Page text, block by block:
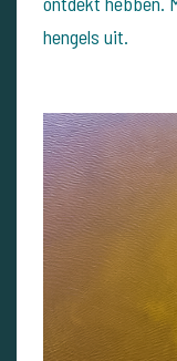
hengels uit.